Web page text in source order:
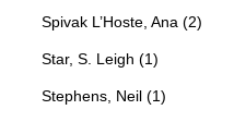
Spivak L’Hoste, Ana (2)
Star, S. Leigh (1)
Stephens, Neil (1)